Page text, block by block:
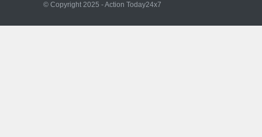
© Copyright 2025 - Action Today24x7